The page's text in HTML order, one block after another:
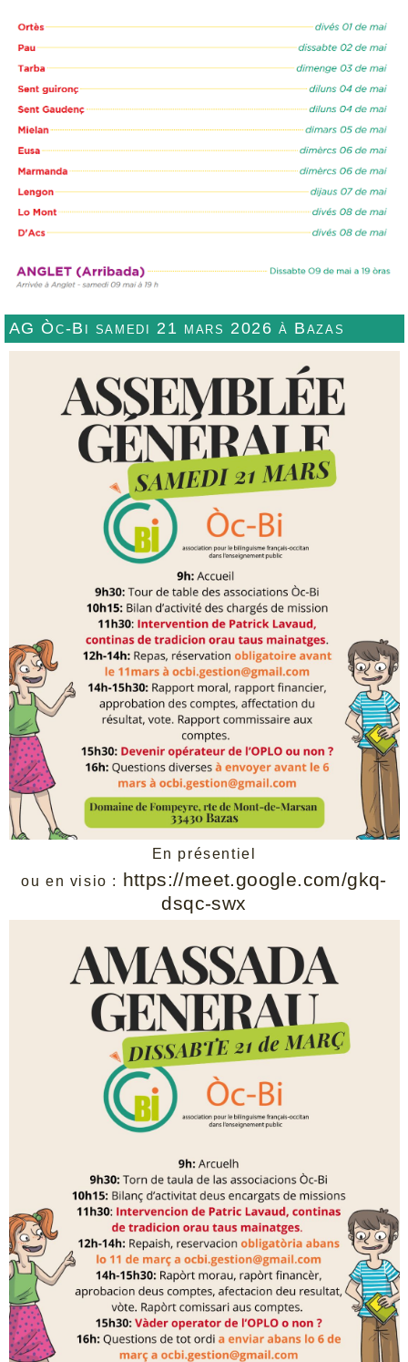
AG Òc-Bi samedi 21 mars 2026 à Bazas
En présentiel
ou en visio : https://meet.google.com/gkq-
dsqc-swx